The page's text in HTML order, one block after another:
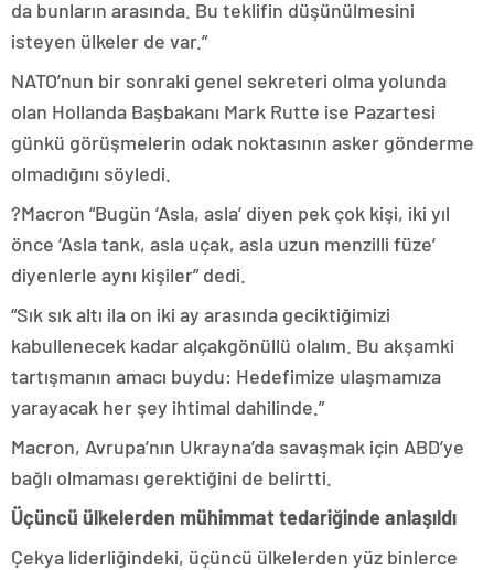
da bunların arasında. Bu teklifin düşünülmesini
isteyen ülkeler de var.”
NATO’nun bir sonraki genel sekreteri olma yolunda
olan Hollanda Başbakanı Mark Rutte ise Pazartesi
günkü görüşmelerin odak noktasının asker gönderme
olmadığını söyledi.
?Macron “Bugün ‘Asla, asla’ diyen pek çok kişi, iki yıl
önce ‘Asla tank, asla uçak, asla uzun menzilli füze’
diyenlerle aynı kişiler” dedi.
“Sık sık altı ila on iki ay arasında geciktiğimizi
kabullenecek kadar alçakgönüllü olalım. Bu akşamki
tartışmanın amacı buydu: Hedefimize ulaşmamıza
yarayacak her şey ihtimal dahilinde.”
Macron, Avrupa’nın Ukrayna’da savaşmak için ABD’ye
bağlı olmaması gerektiğini de belirtti.
Üçüncü ülkelerden mühimmat tedariğinde anlaşıldı
Çekya liderliğindeki, üçüncü ülkelerden yüz binlerce